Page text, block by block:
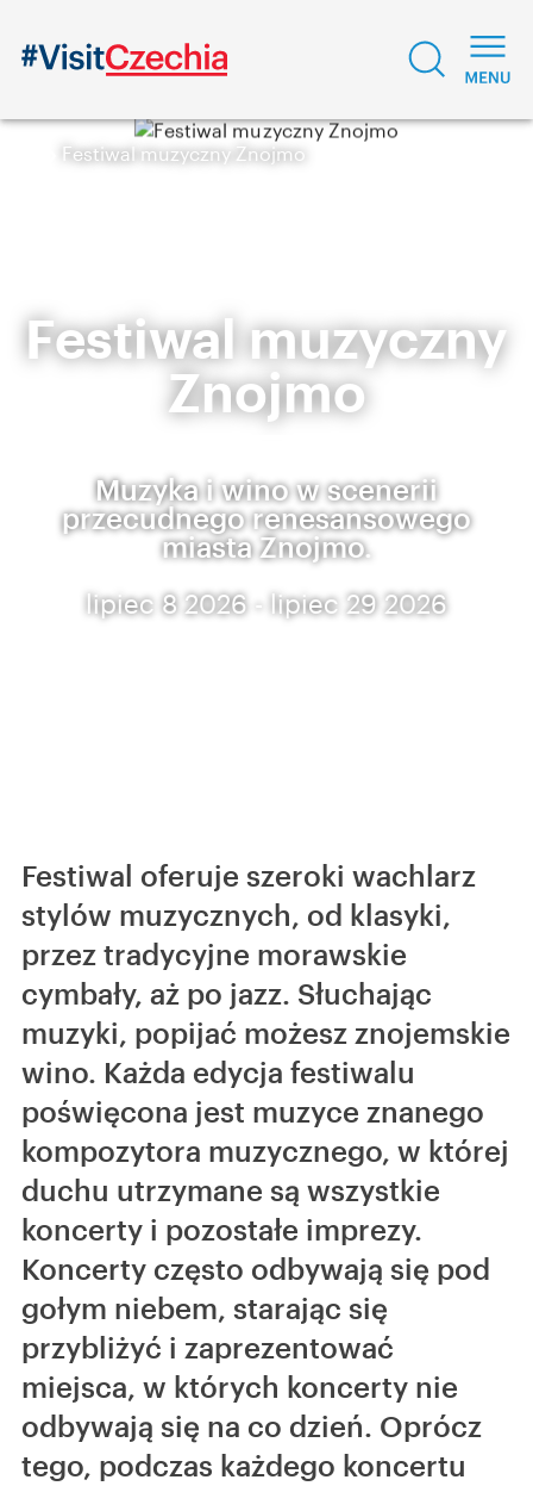
Festiwal muzyczny Znojmo
Festiwal muzyczny
Znojmo
Muzyka i wino w scenerii
przecudnego renesansowego
miasta Znojmo.
lipiec 8 2026 - lipiec 29 2026
Festiwal oferuje szeroki wachlarz
stylów muzycznych, od klasyki,
przez tradycyjne morawskie
cymbały, aż po jazz. Słuchając
muzyki, popijać możesz znojemskie
wino. Każda edycja festiwalu
poświęcona jest muzyce znanego
kompozytora muzycznego, w której
duchu utrzymane są wszystkie
koncerty i pozostałe imprezy.
Koncerty często odbywają się pod
gołym niebem, starając się
przybliżyć i zaprezentować
miejsca, w których koncerty nie
odbywają się na co dzień. Oprócz
tego, podczas każdego koncertu